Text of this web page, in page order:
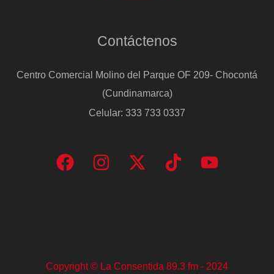
Contáctenos
Centro Comercial Molino del Parque OF 209- Chocontá
(Cundinamarca)
Celular: 333 733 0337
Copyright © La Consentida 89.3 fm - 2024